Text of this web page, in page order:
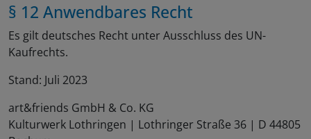
§ 12 Anwendbares Recht
Es gilt deutsches Recht unter Ausschluss des UN-
Kaufrechts.
Stand: Juli 2023
art&friends GmbH & Co. KG
Kulturwerk Lothringen | Lothringer Straße 36 | D 44805